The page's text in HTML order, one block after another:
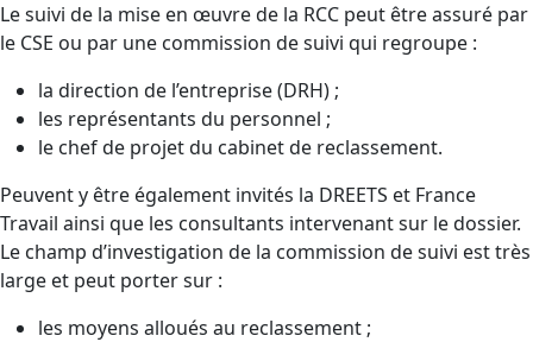
Le suivi de la mise en œuvre de la RCC peut être assuré par
le CSE ou par une commission de suivi qui regroupe :
la direction de l’entreprise (DRH) ;
les représentants du personnel ;
le chef de projet du cabinet de reclassement.
Peuvent y être également invités la DREETS et France
Travail ainsi que les consultants intervenant sur le dossier.
Le champ d’investigation de la commission de suivi est très
large et peut porter sur :
les moyens alloués au reclassement ;